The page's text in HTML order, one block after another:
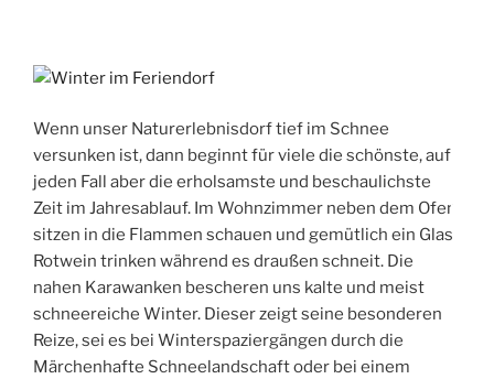
Wenn unser Naturerlebnisdorf tief im Schnee
versunken ist, dann beginnt für viele die schönste, auf
jeden Fall aber die erholsamste und beschaulichste
Zeit im Jahresablauf. Im Wohnzimmer neben dem Ofen
sitzen in die Flammen schauen und gemütlich ein Glas
Rotwein trinken während es draußen schneit. Die
nahen Karawanken bescheren uns kalte und meist
schneereiche Winter. Dieser zeigt seine besonderen
Reize, sei es bei Winterspaziergängen durch die
Märchenhafte Schneelandschaft oder bei einem